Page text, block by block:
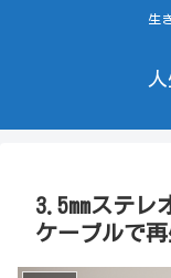
生
3.5mmステ
ケーブルで